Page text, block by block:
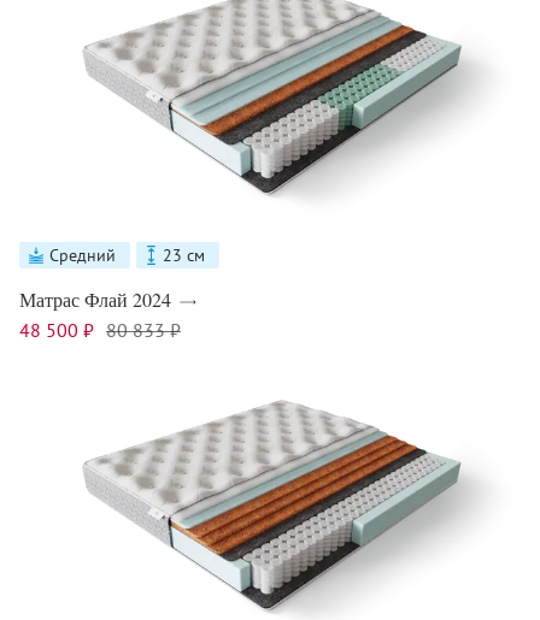
Средний 23 см
Матрас Флай 2024
48 500 ₽ 80 833 ₽